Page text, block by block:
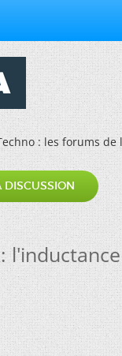
: les forums
DISCUSSION